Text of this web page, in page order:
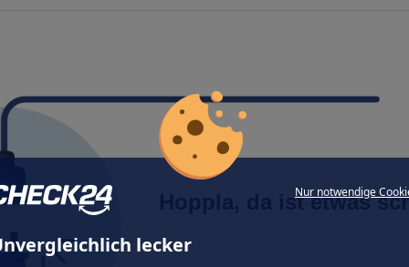
Nur notwendige
lecker
Hoppla, da ist etwas